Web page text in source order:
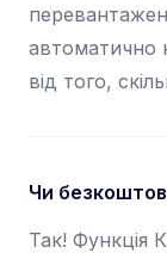
автоматично
від того,
Чи
Так! Функція